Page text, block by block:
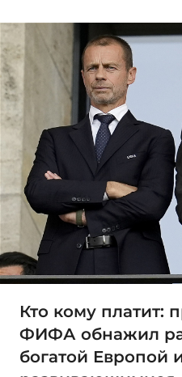
Кто кому платит:
ФИФА обнажил
богатой Европой